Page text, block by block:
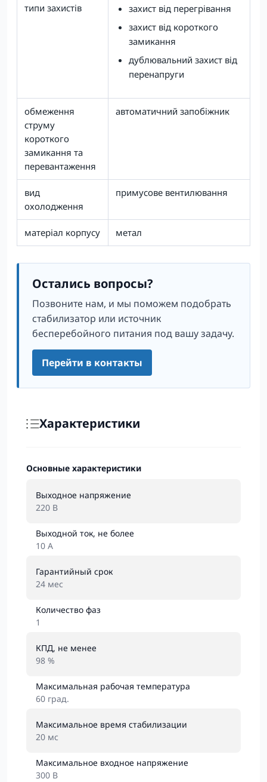
типи захистів
захист від перегрівання
захист від короткого
замикання
дублювальний захист від
перенапруги
обмеження
струму
короткого
замикання та
перевантаження
автоматичний запобіжник
вид
охолодження
примусове вентилювання
матеріал корпусу метал
Остались вопросы?
Позвоните нам, и мы поможем подобрать
стабилизатор или источник
бесперебойного питания под вашу задачу.
Перейти в контакты
Характеристики
Основные характеристики
Выходное напряжение
220 В
Выходной ток, не более
10 А
Гарантийный срок
24 мес
Количество фаз
1
КПД, не менее
98 %
Максимальная рабочая температура
60 град.
Максимальное время стабилизации
20 мс
Максимальное входное напряжение
300 В